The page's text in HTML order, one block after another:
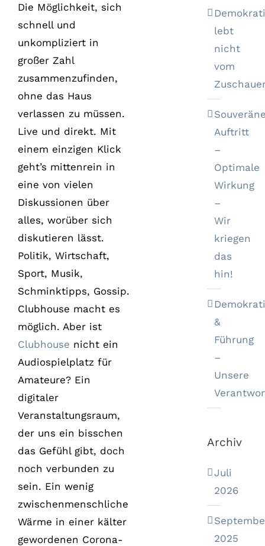
Die Möglichkeit, sich
schnell und
unkompliziert in
großer Zahl
zusammenzufinden,
ohne das Haus
verlassen zu müssen.
Live und direkt. Mit
einem einzigen Klick
geht’s mittenrein in
eine von vielen
Diskussionen über
alles, worüber sich
diskutieren lässt.
Politik, Wirtschaft,
Sport, Musik,
Schminktipps, Gossip.
Clubhouse macht es
möglich. Aber ist
Clubhouse nicht ein
Audiospielplatz für
Amateure? Ein
digitaler
Veranstaltungsraum,
der uns ein bisschen
das Gefühl gibt, doch
noch verbunden zu
sein. Ein wenig
zwischenmenschliche
Wärme in einer kälter
gewordenen Corona-
lebt
nicht
vom
Auftritt
–
Optimale
Wirkung
–
Wir
kriegen
das
hin!
&
Führung
–
Unsere
Archiv
Juli
2026
2025